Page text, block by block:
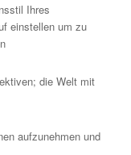
Ihres
einstellen um zu
die Welt mit
aufzunehmen und